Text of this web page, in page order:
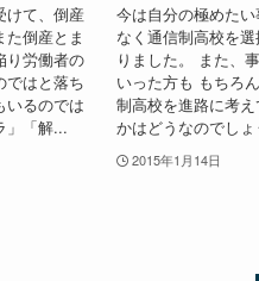
けて、倒産
倒産とま
り労働者の
ではと落ち
いるのでは
」「解...
今は自分の極めた
なく通信制高校を
りました。 また、
いった方も もちろ
制高校を進路に考
かはどうなのでし
2015年1月14日